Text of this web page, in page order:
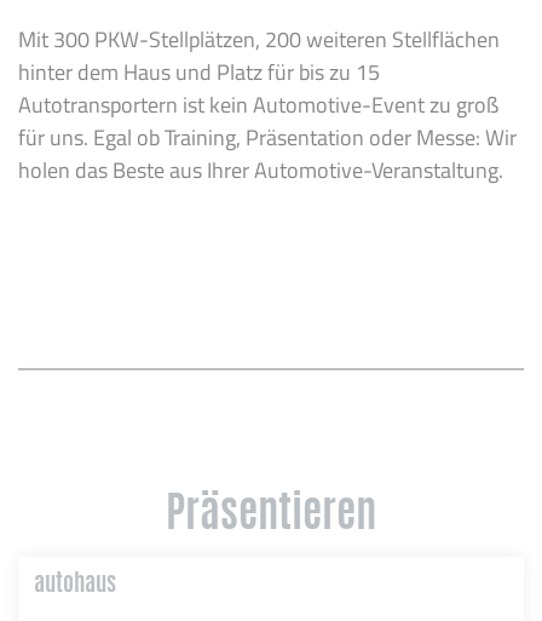
Mit 300 PKW-Stellplätzen, 200 weiteren Stellflächen
hinter dem Haus und Platz für bis zu 15
Autotransportern ist kein Automotive-Event zu groß
für uns. Egal ob Training, Präsentation oder Messe: Wir
holen das Beste aus Ihrer Automotive-Veranstaltung.
Präsentieren
autohaus